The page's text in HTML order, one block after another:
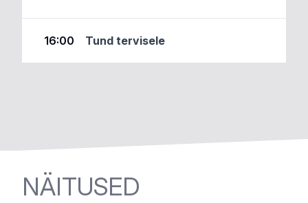
16:00 Tund tervisele
NÄITUSED